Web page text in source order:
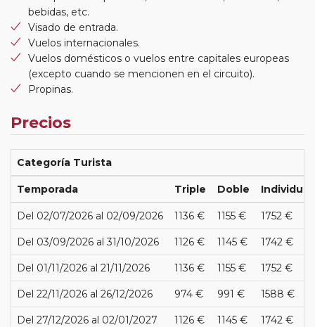
bebidas, etc.
Visado de entrada.
Vuelos internacionales.
Vuelos domésticos o vuelos entre capitales europeas
(excepto cuando se mencionen en el circuito).
Propinas.
Precios
Categoría Turista
Temporada Triple Doble Individual
Del 02/07/2026 al 02/09/2026 1136 € 1155 € 1752 €
Del 03/09/2026 al 31/10/2026 1126 € 1145 € 1742 €
Del 01/11/2026 al 21/11/2026 1136 € 1155 € 1752 €
Del 22/11/2026 al 26/12/2026 974 € 991 € 1588 €
Del 27/12/2026 al 02/01/2027 1126 € 1145 € 1742 €